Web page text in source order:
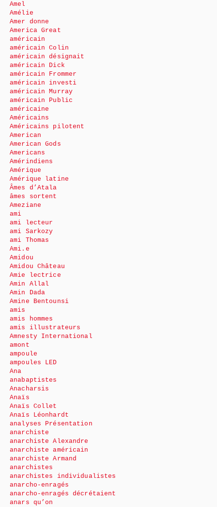
Amel
Amélie
Amer donne
America Great
américain
américain Colin
américain désignait
américain Dick
américain Frommer
américain investi
américain Murray
américain Public
américaine
Américains
Américains pilotent
American
American Gods
Americans
Amérindiens
Amérique
Amérique latine
Âmes d’Atala
âmes sortent
Ameziane
ami
ami lecteur
ami Sarkozy
ami Thomas
Ami.e
Amidou
Amidou Château
Amie lectrice
Amin Allal
Amin Dada
Amine Bentounsi
amis
amis hommes
amis illustrateurs
Amnesty International
amont
ampoule
ampoules LED
Ana
anabaptistes
Anacharsis
Anaïs
Anaïs Collet
Anaïs Léonhardt
analyses Présentation
anarchiste
anarchiste Alexandre
anarchiste américain
anarchiste Armand
anarchistes
anarchistes individualistes
anarcho-enragés
anarcho-enragés décrétaient
anars qu’on